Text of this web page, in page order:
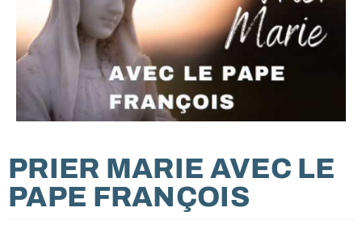
PRIER MARIE AVEC LE
PAPE FRANÇOIS